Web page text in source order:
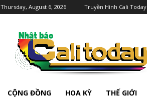
Thursday, August 6, 2026 Truyền Hình Cali Today
CỘNG ĐỒNG HOA KỲ THẾ GIỚI